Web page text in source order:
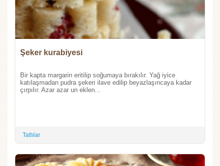
Şeker kurabiyesi
Bir kapta margarin eritilip soğumaya bırakılır. Yağ iyice
katılaşmadan pudra şekeri ilave edilip beyazlaşıncaya kadar
çırpılır. Azar azar un eklen...
Tatlılar